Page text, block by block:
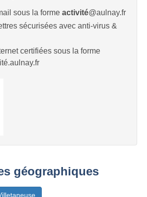
sous la forme activité@aulnay.fr
sécurisées avec anti-virus &
certifiées sous la forme
géographiques